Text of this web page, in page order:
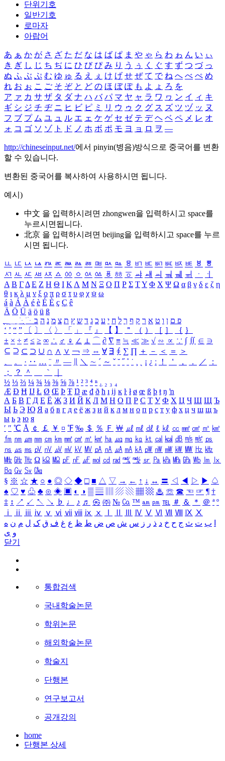
단위기호
일반기호
로마자
아랍어
あ ぁ か が さ ざ た だ な は ば ぱ ま や ゃ ら わ ゎ ん い ぃ
き ぎ し じ ち ぢ に ひ び ぴ み り う ぅ く ぐ す ず つ づ っ
ぬ ふ ぶ ぷ む ゆ ゅ る え ぇ け げ せ ぜ て で ね へ べ ぺ め
れ お ぉ こ ご そ ぞ と ど の ほ ぼ ぽ も よ ょ ろ を
ア ァ カ サ ザ タ ダ ナ ハ バ パ マ ヤ ャ ラ ワ ヮ ン イ ィ キ
ギ シ ジ チ ヂ ニ ヒ ビ ピ ミ リ ウ ゥ ク グ ス ズ ツ ヅ ッ ヌ
フ ブ プ ム ユ ュ ル エ ェ ケ ゲ セ ゼ テ デ ヘ ベ ペ メ レ オ
ォ コ ゴ ソ ゾ ト ド ノ ホ ボ ポ モ ヨ ョ ロ ヲ ―
http://chineseinput.net/에서 pinyin(병음)방식으로 중국어를 변환
할 수 있습니다.
변환된 중국어를 복사하여 사용하시면 됩니다.
예시)
中文 을 입력하시려면 zhongwen을 입력하시고 space를
누르시면됩니다.
北京 을 입력하시려면 beijing을 입력하시고 space를 누르
시면 됩니다.
ㅥ ㅦ ㅧ ㅨ ㅩ ㅪ ㅫ ㅬ ㅭ ㅮ ㅯ ㅰ ㅱ ㅲ ㅳ ㅴ ㅵ ㅶ ㅷ ㅸ
ㅹ
ㅺ ㅻ ㅼ ㅽ ㅾ ㅿ ㆀ ㆁ ㆂ ㆃ ㆄ ㆅ ㆆ ㆇ ㆈ ㆉ ㆊ ㆋ ㆌ ㆍ
ㆎ
Α Β ΓΔ Ε Ζ Η Θ Ι ΚΛ Μ Ν Ξ Ο Π Ρ Σ ΤΥ Φ Χ Ψ Ω α β γ δ ε ζ η
θ ι κ λ μ ν ξ ο π ρ σ τ υ φ χ ψ ω
á à Á À é è É È ç Ç ê
Ä Ö Ü ä ö ü ß
ִֶֹ ֻּ ׁׂ פ ם ן ו ט א ר ק ף ך ל ח י ע כ ג ד ש ץ ת צ מ נ ה ב
‘ ’ “ ” 〔 〕 〈 〉 「 」 『 』 【 】 ＂ （ ） ［ ］ ｛ ｝
± × ÷ ≠ ≤ ≥ ∞ ∴ ♂ ♀ ∠ ⊥ ⌒ ∂ ∇ ≡ ≒ ≪ ≫ √ ∽ ∝ ∵ ∫ ∬ ∈ ∋
⊆ ⊇ ⊂ ⊃ ∪ ∩ ∧ ∨ ￢ ⇒ ⇔ ∀ ∃ ∮ ∑ ∏ ＋ － ＜ ＝
＞
、
。 · ‥ … ¨ 〃 ― ＼ ∼ ´ ～ ˇ ˘ ˝ ˚ ˙ ¸ ¡ ¿ ː ！ ＇ ， ． ／
：
；
？ ＾ ｀
½ ⅓ ⅔ ¼ ¾ ⅛ ⅜ ⅝ ⅞ ¹ ² ³ ⁴ ⁿ ₁ ₂ ₃ ₄
Æ Ð Ħ Ĳ Ł Ø Œ Þ Ŧ Ŋ æ đ ð ħ ı ĳ ĸ ŀ ł ø œ ß þ ŧ ŋ ŉ
А Б В Г Д Е Ё Ж З И Й К Л М Н О П Р С Т У Ф Х Ц Ч Ш Щ Ъ
Ы Ь Э Ю Я а б в г д е ё ж з и й к л м н о п р с т у ф х ц ч ш щ ъ
ы ь э ю я
′ ″ ℃ Å ￠ ￡ ￥ ¤ ℉ ‰ ＄ ％ Ｆ ￦ ㎕ ㎖ ㎗ ℓ ㎘ ㏄ ㎣ ㎤ ㎥ ㎦
㎙ ㎚ ㎛ ㎜ ㎝ ㎞ ㎟ ㎠ ㎡ ㎢ ㏊ ㎍ ㎎ ㎏ ㏏ ㎈ ㎉ ㏈ ㎧ ㎨ ㎰
㎱ ㎲ ㎳ ㎴ ㎵ ㎶ ㎷ ㎸ ㎹ ㎀ ㎁ ㎂ ㎃ ㎄ ㎺ ㎻ ㎽ ㎾ ㎿ ㎐ ㎑
㎒ ㎓ ㎔ Ω ㏀ ㏁ ㎊ ㎋ ㎌ ㏖ ㏅ ㎭ ㎮ ㎯ ㏛ ㎩ ㎪ ㎫ ㎬ ㏝ ㏐
㏓
㏃ ㏉ ㏜ ㏆
§ ※ ☆ ★ ○ ● ◎ ◇ ◆ □ ■ △ ▽ → ← ↑ ↓ ↔ 〓 ◁ ◀ ▷ ▶ ♤
♠ ♡ ♥ ♧ ♣ ⊙ ◈ ▣ ◐ ◑ ▒ ▤ ▨ ▧ ▦ ▩ ♨ ☏ ☎ ☜ ☞ ¶ †
‡ ↕ ↗ ↙ ↖ ↘ ♭ ♩ ♪ ♬ ㉿ ㈜ № ㏇ ™ ㏂ ㏘ ℡ ＃ ＆ ＊ ＠ ª º
ⅰ
ⅱ ⅲ ⅳ ⅴ ⅵ ⅶ ⅷ ⅸ ⅹ Ⅳ Ⅴ Ⅵ Ⅶ Ⅷ Ⅸ Ⅹ
ب ت ث ج ح خ د ذ ر ز س ش ص ض ط ظ ع غ ف ق ک ل م ن ه
و ی
닫기
통합검색
국내학술논문
학위논문
해외학술논문
학술지
단행본
연구보고서
공개강의
home
단행본 상세